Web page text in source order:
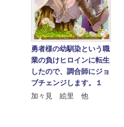
勇者様の幼馴染という職
業の負けヒロインに転生
したので、調合師にジョ
ブチェンジします。１
加々見 絵里 他